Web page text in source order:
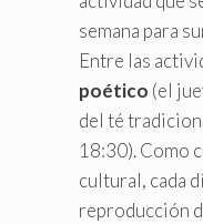
semana para
Entre las
poético (el
del té
18:30). Como
cultural, cada
reproducción